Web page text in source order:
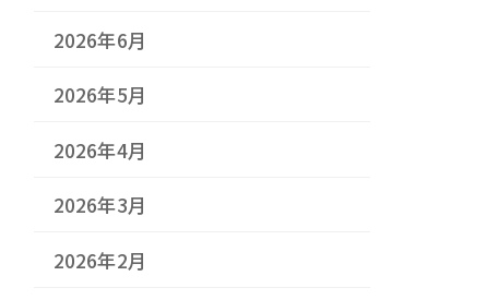
2026年6月
2026年5月
2026年4月
2026年3月
2026年2月